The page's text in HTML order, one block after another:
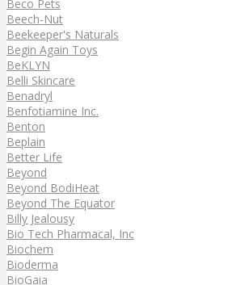
Beco Pets
Beech-Nut
Beekeeper's Naturals
Begin Again Toys
BeKLYN
Belli Skincare
Benadryl
Benfotiamine Inc.
Benton
Beplain
Better Life
Beyond
Beyond BodiHeat
Beyond The Equator
Billy Jealousy
Bio Tech Pharmacal, Inc
Biochem
Bioderma
BioGaia